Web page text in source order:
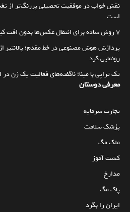
نقش خواب در موفقیت تحصیلی پررنگ‌تر از
است
۷ روش ساده برای انتقال عکس‌ها بدون افت کیفیت
پردازش هوش مصنوعی در خط مقدم؛ پالانتیر
رونمایی کرد
تک تراپی با مینا؛ ناگفته‌های فعالیت یک زن
معرفی دوستان
تجارت سرمایه
پزشک سلامت
ملک مگ
کشت آموز
مدارخ
پاک مگ
ایران را بگرد